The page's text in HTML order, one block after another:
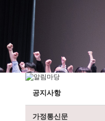
공지사항
가정통신문